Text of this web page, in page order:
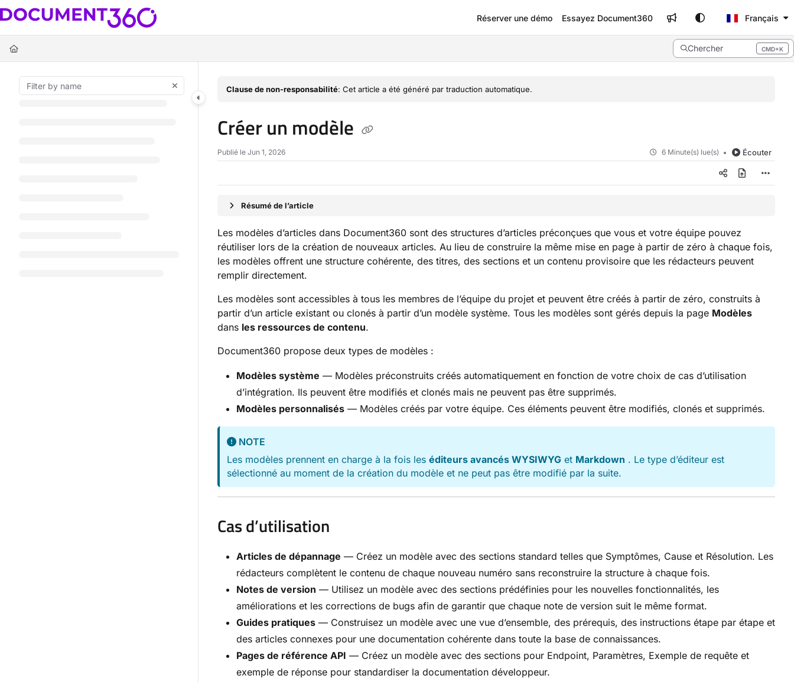
Documentation Index
Fetch the complete documentation index at:
Use this file to discover all available pages before exploring further.
Réserver une démo Essayez Document360 Français
Chercher CMD+K
Press CMD+K to open search
Clause de non-responsabilité: Cet article a été généré par traduction automatique.
Créer un modèle
Publié le Jun 1, 2026 6 Minute(s) lue(s) Écouter
Résumé de l’article
Les modèles d’articles dans Document360 sont des structures d’articles préconçues que vous et votre équipe pouvez
réutiliser lors de la création de nouveaux articles. Au lieu de construire la même mise en page à partir de zéro à chaque fois,
les modèles offrent une structure cohérente, des titres, des sections et un contenu provisoire que les rédacteurs peuvent
remplir directement.
Les modèles sont accessibles à tous les membres de l’équipe du projet et peuvent être créés à partir de zéro, construits à
partir d’un article existant ou clonés à partir d’un modèle système. Tous les modèles sont gérés depuis la page Modèles
dans les ressources de contenu.
Document360 propose deux types de modèles :
Modèles système — Modèles préconstruits créés automatiquement en fonction de votre choix de cas d’utilisation
d’intégration. Ils peuvent être modifiés et clonés mais ne peuvent pas être supprimés.
Modèles personnalisés — Modèles créés par votre équipe. Ces éléments peuvent être modifiés, clonés et supprimés.
NOTE
Les modèles prennent en charge à la fois les éditeurs avancés WYSIWYG et Markdown . Le type d’éditeur est
sélectionné au moment de la création du modèle et ne peut pas être modifié par la suite.
Cas d’utilisation
Articles de dépannage — Créez un modèle avec des sections standard telles que Symptômes, Cause et Résolution. Les
rédacteurs complètent le contenu de chaque nouveau numéro sans reconstruire la structure à chaque fois.
Notes de version — Utilisez un modèle avec des sections prédéfinies pour les nouvelles fonctionnalités, les
améliorations et les corrections de bugs afin de garantir que chaque note de version suit le même format.
Guides pratiques — Construisez un modèle avec une vue d’ensemble, des prérequis, des instructions étape par étape et
des articles connexes pour une documentation cohérente dans toute la base de connaissances.
Pages de référence API — Créez un modèle avec des sections pour Endpoint, Paramètres, Exemple de requête et
exemple de réponse pour standardiser la documentation développeur.